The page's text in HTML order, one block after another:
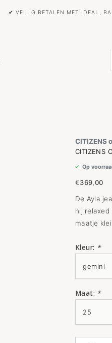
✔ VEILIG BETALEN MET IDEAL,
CITIZENS
CITIZENS
Op
€369,00
De Ayla
hij
maatje
Kleur: *
Maat: *